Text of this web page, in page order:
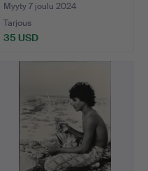
Myyty 7 joulu 2024
Tarjous
35 USD